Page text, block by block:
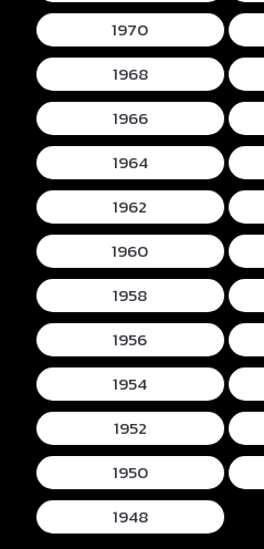
1970
1968
1966
1964
1962
1960
1958
1956
1954
1952
1950
1948